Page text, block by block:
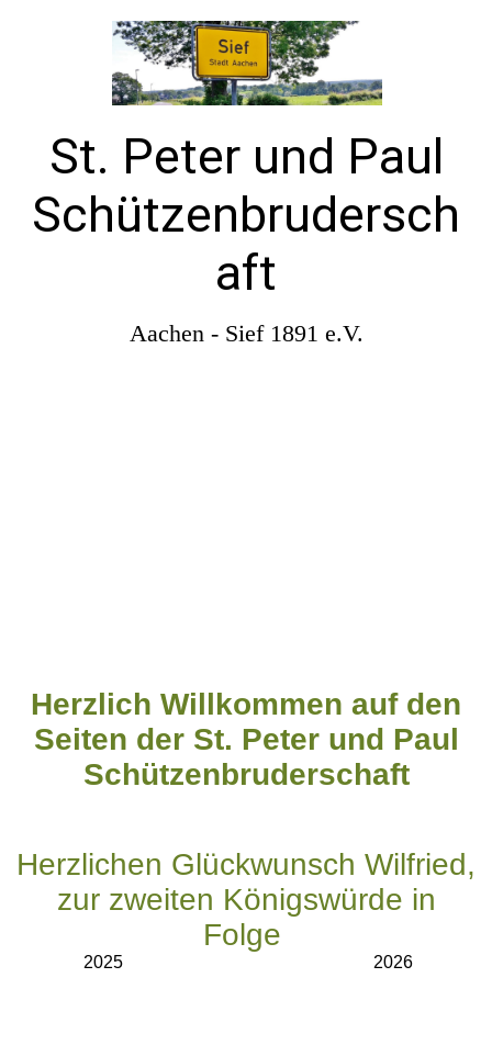
St. Peter und Paul
Schützenbrudersch
aft
Aachen - Sief 1891 e.V.
Herzlich Willkommen auf den
Seiten der St. Peter und Paul
Schützenbruderschaft
Herzlichen Glückwunsch Wilfried,
zur zweiten Königswürde in
Folge
2025 2026